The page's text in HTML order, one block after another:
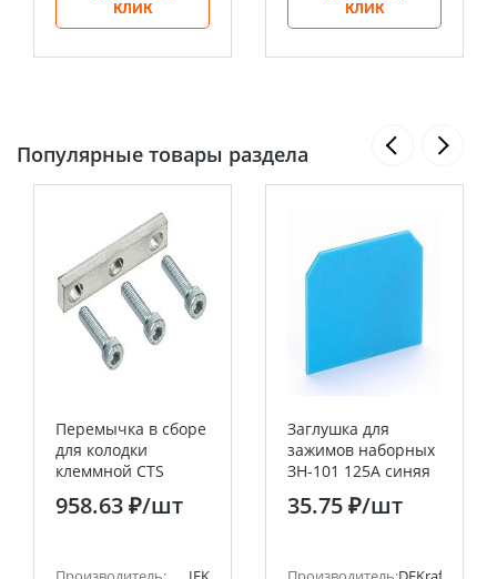
КЛИК
КЛИК
Популярные товары раздела
Перемычка в сборе
для колодки
клеммной CTS
70мм2 3PIN IEK
958.63 ₽/шт
Заглушка для
зажимов наборных
ЗН-101 125А синяя
35.75 ₽/шт